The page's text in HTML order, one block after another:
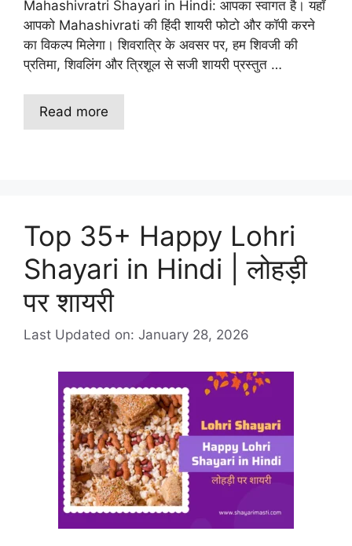
Mahashivratri Shayari in Hindi: आपका स्वागत है। यहाँ
आपको Mahashivrati की हिंदी शायरी फोटो और कॉपी करने
का विकल्प मिलेगा। शिवरात्रि के अवसर पर, हम शिवजी की
प्रतिमा, शिवलिंग और त्रिशूल से सजी शायरी प्रस्तुत …
Read more
Top 35+ Happy Lohri
Shayari in Hindi | लोहड़ी
पर शायरी
Last Updated on: January 28, 2026